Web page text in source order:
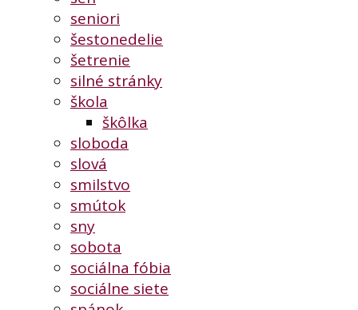
seniori
šestonedelie
šetrenie
silné stránky
škola
škôlka
sloboda
slová
smilstvo
smútok
sny
sobota
sociálna fóbia
sociálne siete